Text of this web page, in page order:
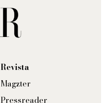
Revista
Magzter
Pressreader